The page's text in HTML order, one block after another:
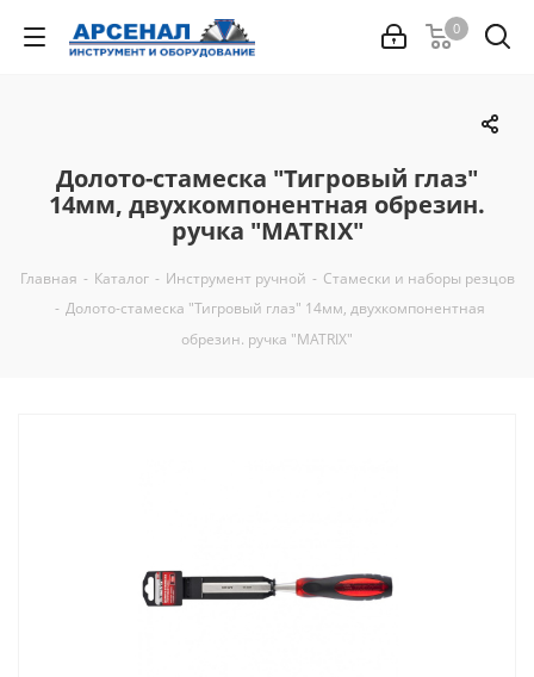
0
Долото-стамеска "Тигровый глаз"
14мм, двухкомпонентная обрезин.
ручка "MATRIX"
Главная - Каталог - Инструмент ручной - Стамески и наборы резцов
- Долото-стамеска "Тигровый глаз" 14мм, двухкомпонентная
обрезин. ручка "MATRIX"